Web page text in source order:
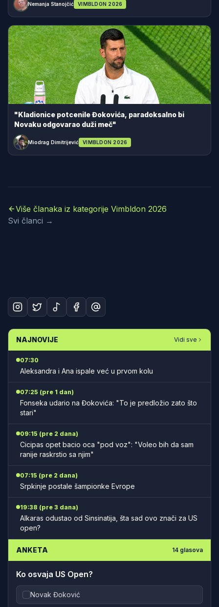
Nemanja Stanojčić VIMBLDON 2026
"Kladionice potcenile Đokovića, paradoksalno bi
Novaku odgovarao duži meč"
Miodrag Dimitrijević VIMBLDON 2026
Više članaka iz kategorije Vimbldon 2026
Svi članci →
NAJNOVIJE Vidi sve
07:30
Aleksandra i Ana ispale već u prvom kolu
07:25 (pre 1 dan)
Fonseka udario na Đokovića: "To je predložio zato što
stari"
09:15 (pre 2 dana)
Cicipas opet bacio oca "pod voz": "Voleo bih da sam
ranije raskrstio sa njim"
07:15 (pre 2 dana)
Srpkinje postale šampionke Evrope
19:38 (pre 3 dana)
Alkaras odustao od Sinsinatija, šta sad ovo znači za US
open?
ANKETA 14 glasova
Ko osvaja US Open?
Novak Đoković